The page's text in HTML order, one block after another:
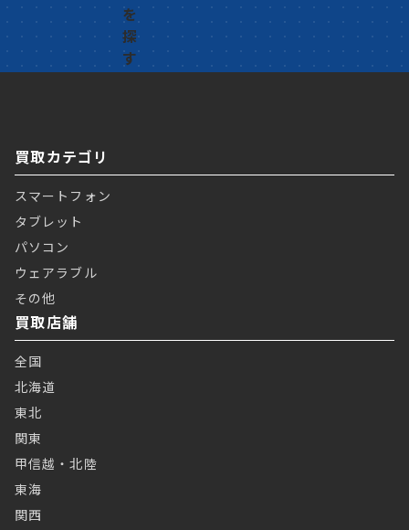
買取カテゴリ
スマートフォン
タブレット
パソコン
ウェアラブル
その他
買取店舗
全国
北海道
東北
関東
甲信越・北陸
東海
関西